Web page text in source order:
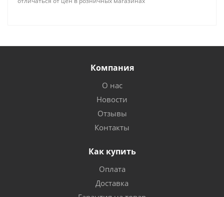
Компания
О нас
Новости
Отзывы
Контакты
Как купить
Оплата
Доставка